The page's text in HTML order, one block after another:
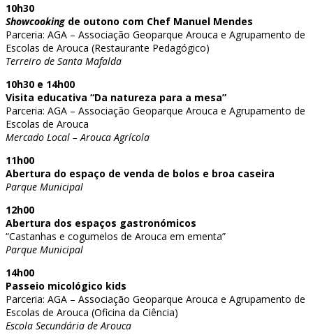
10h30
Showcooking de outono com Chef Manuel Mendes
Parceria: AGA – Associação Geoparque Arouca e Agrupamento de
Escolas de Arouca (Restaurante Pedagógico)
Terreiro de Santa Mafalda
10h30 e 14h00
Visita educativa “Da natureza para a mesa”
Parceria: AGA – Associação Geoparque Arouca e Agrupamento de
Escolas de Arouca
Mercado Local – Arouca Agrícola
11h00
Abertura do espaço de venda de bolos e broa caseira
Parque Municipal
12h00
Abertura dos espaços gastronómicos
“Castanhas e cogumelos de Arouca em ementa”
Parque Municipal
14h00
Passeio micológico kids
Parceria: AGA – Associação Geoparque Arouca e Agrupamento de
Escolas de Arouca (Oficina da Ciência)
Escola Secundária de Arouca